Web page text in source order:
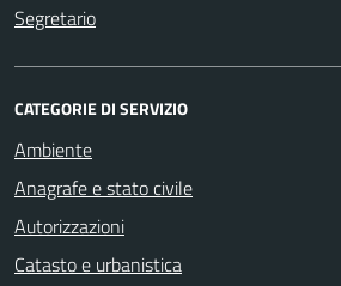
Segretario
CATEGORIE DI SERVIZIO
Ambiente
Anagrafe e stato civile
Autorizzazioni
Catasto e urbanistica